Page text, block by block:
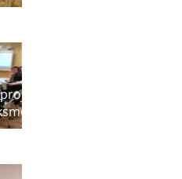
darba grupas un